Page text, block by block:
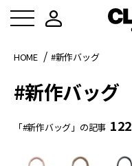
HOME #新作バッグ
#新作バッグ
「#新作バッグ」の記事 122